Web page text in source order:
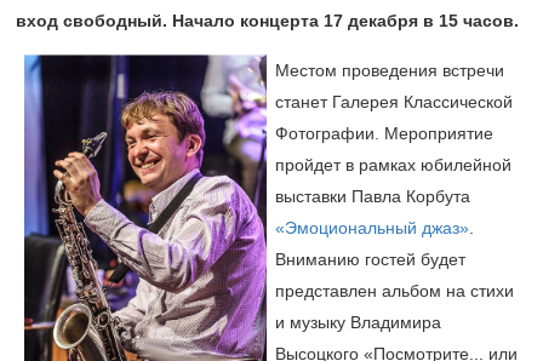
вход свободный. Начало концерта 17 декабря в 15 часов.
Местом проведения встречи
станет Галерея Классической
Фотографии. Мероприятие
пройдет в рамках юбилейной
выставки Павла Корбута
«Эмоциональный джаз»
Вниманию гостей будет
представлен альбом на стихи
и музыку Владимира
Высоцкого «Посмотрите... или